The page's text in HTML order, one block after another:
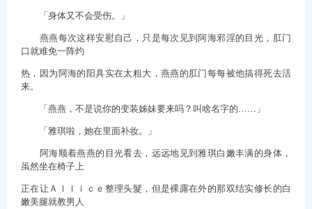
「身体又不会受伤。」
燕燕每次这样安慰自己，只是每次见到阿海邪淫的目光，肛门
口就难免一阵灼
热，因为阿海的阳具实在太粗大，燕燕的肛门每每被他搞得死去活
来。
「燕燕，不是说你的变装姊妹要来吗？叫啥名字的……」
「雅琪啦，她在里面补妆。」
阿海顺着燕燕的目光看去，远远地见到雅琪白嫩丰满的身体，
虽然坐在椅子上
正在让Ａｌｌｉｃｅ整理头髮，但是裸露在外的那双结实修长的白
嫩美腿就教男人